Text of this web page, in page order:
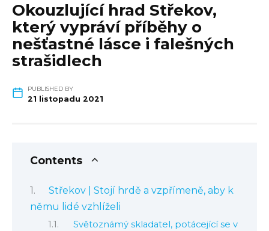
Okouzlující hrad Střekov,
který vypráví příběhy o
nešťastné lásce i falešných
strašidlech
PUBLISHED BY
21 listopadu 2021
Contents
Střekov | Stojí hrdě a vzpřímeně, aby k
němu lidé vzhlíželi
Světoznámý skladatel, potácející se v